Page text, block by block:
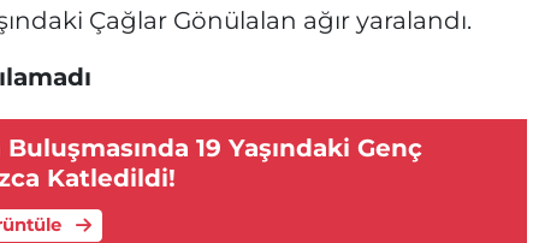
Çağlar Gönülalan ağır yaralandı.
Buluşmasında 19 Yaşındaki Genç
Katledildi!